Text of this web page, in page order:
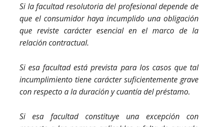
Si la facultad resolutoria del profesional depende de
que el consumidor haya incumplido una obligación
que reviste carácter esencial en el marco de la
relación contractual.
Si esa facultad está prevista para los casos que tal
incumplimiento tiene carácter suficientemente grave
con respecto a la duración y cuantía del préstamo.
Si esa facultad constituye una excepción con